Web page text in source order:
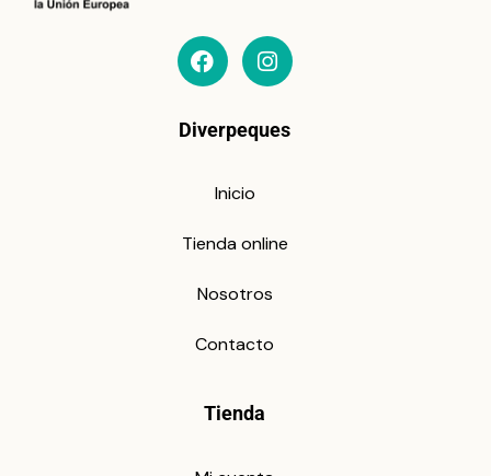
Diverpeques
Inicio
Tienda online
Nosotros
Contacto
Tienda